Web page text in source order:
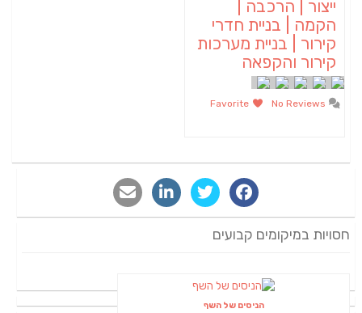
ייצור | הרכבה |
הקמה | בניית חדרי
קירור | בניית מערכות
קירור והקפאה
חסויות במיקומים קבועים
הניסים של השף